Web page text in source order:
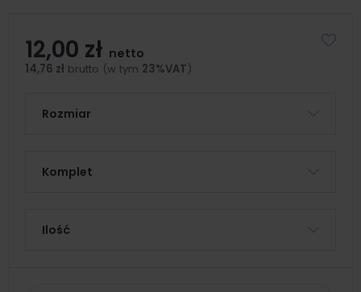
12,00 zł netto
14,76 zł brutto (w tym 23%VAT)
Rozmiar
Komplet
Ilość